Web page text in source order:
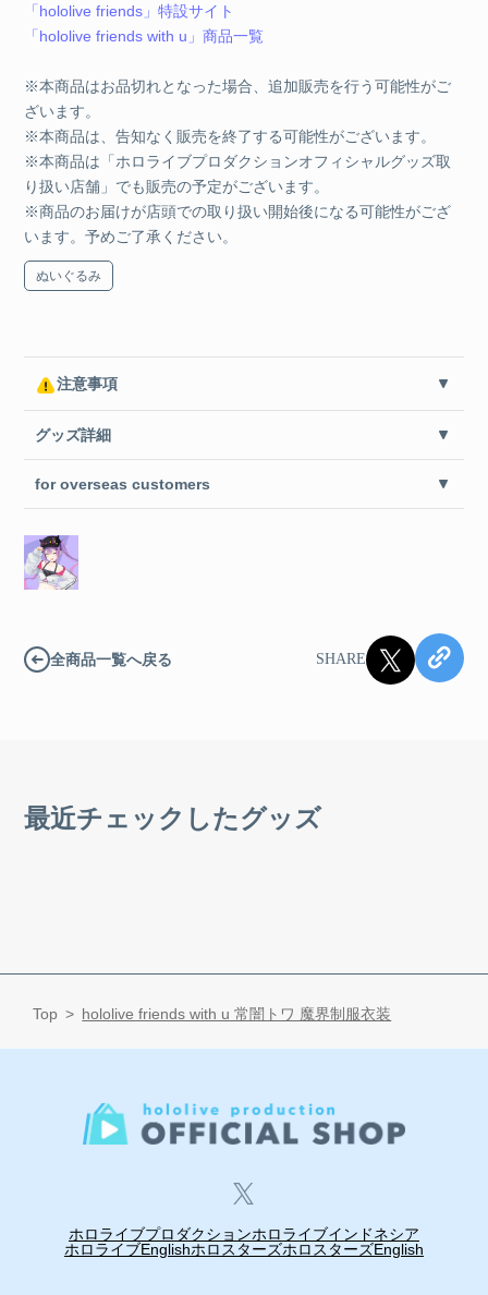
「hololive friends」特設サイト
「hololive friends with u」商品一覧
※本商品はお品切れとなった場合、追加販売を行う可能性がご
ざいます。
※本商品は、告知なく販売を終了する可能性がございます。
※本商品は「ホロライブプロダクションオフィシャルグッズ取
り扱い店舗」でも販売の予定がございます。
※商品のお届けが店頭での取り扱い開始後になる可能性がござ
います。予めご了承ください。
ぬいぐるみ
注意事項
グッズ詳細
for overseas customers
全商品一覧へ戻る SHARE
最近チェックしたグッズ
Top hololive friends with u 常闇トワ 魔界制服衣装
ホロライブプロダクションホロライブインドネシア
ホロライブEnglishホロスターズホロスターズEnglish